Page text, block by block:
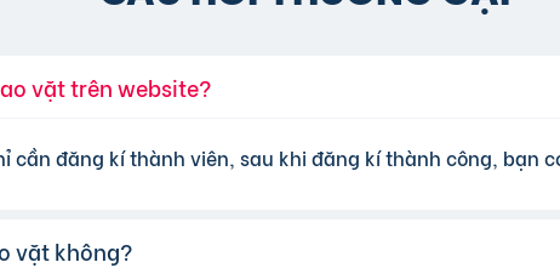
vặt trên website?
cần đăng kí thành viên, sau khi đăng kí thành công, bạn
vặt không?